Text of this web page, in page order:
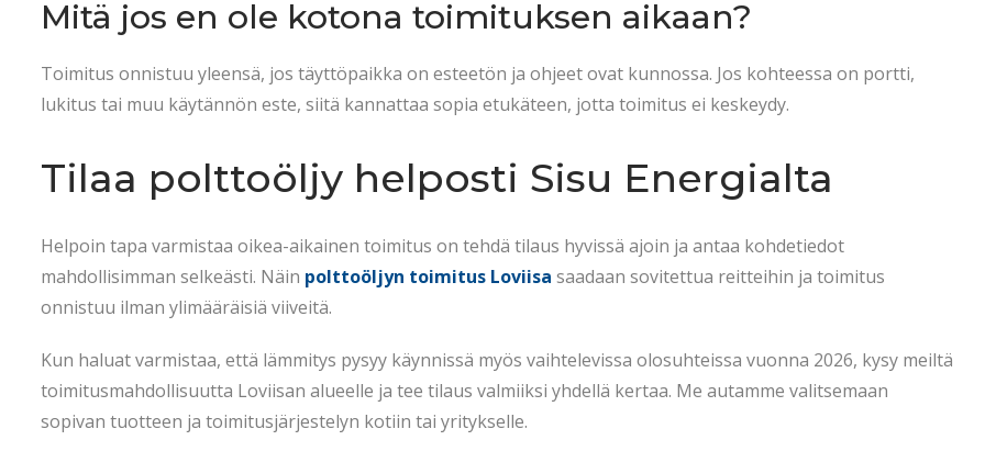
Mitä jos en ole kotona toimituksen aikaan?
Toimitus onnistuu yleensä, jos täyttöpaikka on esteetön ja ohjeet ovat kunnossa. Jos kohteessa on portti,
lukitus tai muu käytännön este, siitä kannattaa sopia etukäteen, jotta toimitus ei keskeydy.
Tilaa polttoöljy helposti Sisu Energialta
Helpoin tapa varmistaa oikea-aikainen toimitus on tehdä tilaus hyvissä ajoin ja antaa kohdetiedot
mahdollisimman selkeästi. Näin polttoöljyn toimitus Loviisa saadaan sovitettua reitteihin ja toimitus
onnistuu ilman ylimääräisiä viiveitä.
Kun haluat varmistaa, että lämmitys pysyy käynnissä myös vaihtelevissa olosuhteissa vuonna 2026, kysy meiltä
toimitusmahdollisuutta Loviisan alueelle ja tee tilaus valmiiksi yhdellä kertaa. Me autamme valitsemaan
sopivan tuotteen ja toimitusjärjestelyn kotiin tai yritykselle.